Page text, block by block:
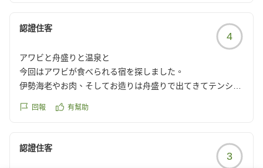
認證住客
4
アワビと舟盛りと温泉と
今回はアワビが食べられる宿を探しました。
伊勢海老やお肉、そしてお造りは舟盛りで出てきてテンショ
く次々と配膳され満腹になりました。
もあり久々の温泉も楽しめました。
設備的には古さはありましたがキレイにされていて、こだわ
回報 有幫助
認證住客
3